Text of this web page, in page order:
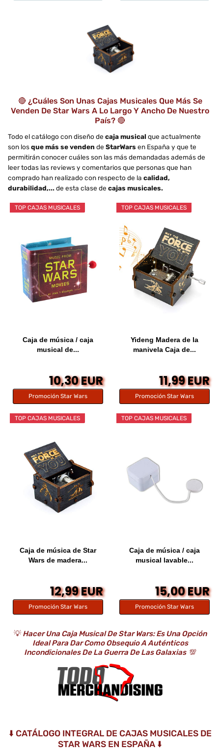
🔴 ¿Cuáles Son Unas Cajas Musicales Que Más Se
Venden De Star Wars A Lo Largo Y Ancho De Nuestro
País? 🔴
Todo el catálogo con diseño de caja musical que actualmente
son losque más se venden de StarWars en España y que te
permitirán conocer cuáles son las más demandadas además de
leer todas las reviews y comentarios que personas que han
comprado han realizado con respecto de la calidad,
durabilidad,...de esta clase de cajas musicales.
TOP CAJAS MUSICALES
Caja de música / caja
musical de...
10,30 EUR
Promoción Star Wars
TOP CAJAS MUSICALES
Yideng Madera de la
manivela Caja de...
11,99 EUR
Promoción Star Wars
TOP CAJAS MUSICALES
Caja de música de Star
Wars de madera...
12,99 EUR
Promoción Star Wars
TOP CAJAS MUSICALES
Caja de música / caja
musical lavable...
15,00 EUR
Promoción Star Wars
💡Hacer Una Caja Musical De Star Wars: Es Una Opción
Ideal Para Dar Como Obsequio A Auténticos
Incondicionales De La Guerra De Las Galaxias 💯
⬇️ CATÁLOGO INTEGRAL DE CAJAS MUSICALES DE
STAR WARS EN ESPAÑA ⬇️